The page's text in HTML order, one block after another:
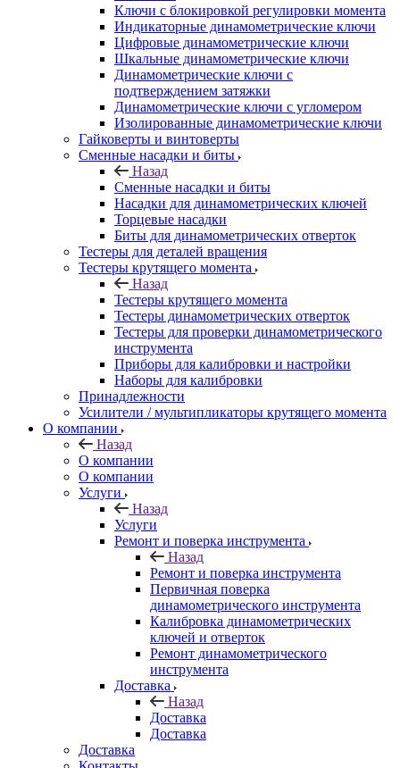
Ключи с блокировкой регулировки момента
Индикаторные динамометрические ключи
Цифровые динамометрические ключи
Шкальные динамометрические ключи
Динамометрические ключи с
подтверждением затяжки
Динамометрические ключи с угломером
Изолированные динамометрические ключи
Гайковерты и винтоверты
Сменные насадки и биты
Назад
Сменные насадки и биты
Насадки для динамометрических ключей
Торцевые насадки
Биты для динамометрических отверток
Тестеры для деталей вращения
Тестеры крутящего момента
Назад
Тестеры крутящего момента
Тестеры динамометрических отверток
Тестеры для проверки динамометрического
инструмента
Приборы для калибровки и настройки
Наборы для калибровки
Принадлежности
Усилители / мультипликаторы крутящего момента
О компании
Назад
О компании
О компании
Услуги
Назад
Услуги
Ремонт и поверка инструмента
Назад
Ремонт и поверка инструмента
Первичная поверка
динамометрического инструмента
Калибровка динамометрических
ключей и отверток
Ремонт динамометрического
инструмента
Доставка
Назад
Доставка
Доставка
Доставка